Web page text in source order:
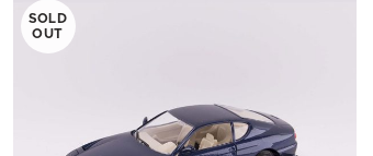
SOLD
OUT